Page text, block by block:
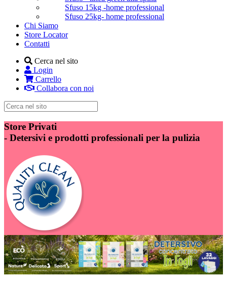
Sfuso 15kg -home professional
Sfuso 25kg- home professional
Chi Siamo
Store Locator
Contatti
Cerca nel sito
Login
Carrello
Collabora con noi
Store Privati
- Detersivi e prodotti professionali per la pulizia